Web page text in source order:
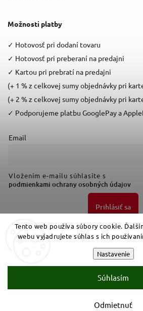
Tento web používa súbory cookie.
webu vyjadrujete súhlas s ich
Nastavenie
Odmietnuť
Súhlasím
Možnosti platby
✓ Hotovosť pri dodaní tovaru
✓ Hotovosť pri preberaní na predajni
✓ Kartou pri prebratí na predajni
(+ 1 % z celkovej sumy objednávky pri
(+ 2 % z celkovej sumy objednávky pri
✓ Podporujeme platbu GooglePay a
Email
Vložením e-mailu súhlasíte s
podmienkami ochrany osobných údajov
Prihlásiť sa
Copyright 2026Bresttrade. Všetky